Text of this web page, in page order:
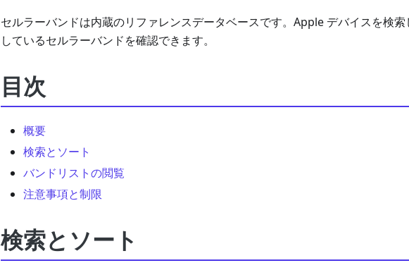
セルラーバンドは内蔵のリファレンスデータベースです。Apple デバイスを検索
しているセルラーバンドを確認できます。
目次
概要
検索とソート
バンドリストの閲覧
注意事項と制限
検索とソート